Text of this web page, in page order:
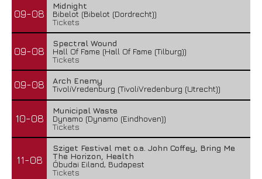
09-08
Midnight
Bibelot (Bibelot (Dordrecht))
Tickets
09-08
Spectral Wound
Hall Of Fame (Hall Of Fame (Tilburg))
Tickets
09-08
Arch Enemy
TivoliVredenburg (TivoliVredenburg (Utrecht))
10-08
Municipal Waste
Dynamo (Dynamo (Eindhoven))
Tickets
11-08
Sziget Festival met o.a. John Coffey, Bring Me
The Horizon, Health
Óbudai Eiland, Budapest
Tickets